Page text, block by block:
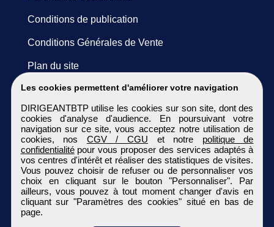
Les cookies permettent d'améliorer votre navigation
DIRIGEANTBTP utilise les cookies sur son site, dont des
cookies d'analyse d'audience. En poursuivant votre
navigation sur ce site, vous acceptez notre utilisation de
cookies, nos CGV / CGU et notre politique de
confidentialitépour vous proposer des services adaptés à
vos centres d'intérêt et réaliser des statistiques de visites.
Vous pouvez choisir de refuser ou de personnaliser vos
choix en cliquant sur le bouton "Personnaliser". Par
ailleurs, vous pouvez à tout moment changer d'avis en
cliquant sur "Paramètres des cookies" situé en bas de
page.
Conditions de publication
Conditions Générales de Vente
Plan du site